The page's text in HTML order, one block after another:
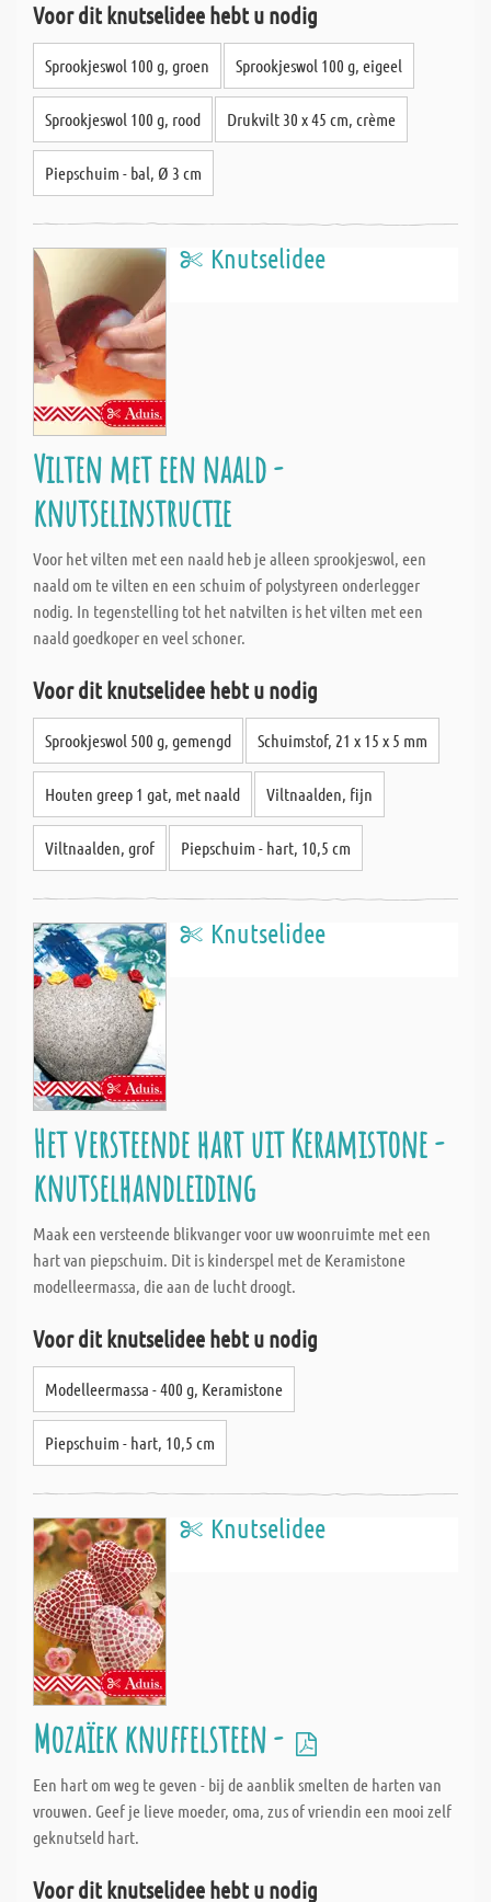
Voor dit knutselidee hebt u nodig
Sprookjeswol 100 g, groen Sprookjeswol 100 g, eigeel
Sprookjeswol 100 g, rood Drukvilt 30 x 45 cm, crème
Piepschuim - bal, Ø 3 cm
Knutselidee
Vilten met een naald -
knutselinstructie
Voor het vilten met een naald heb je alleen sprookjeswol, een
naald om te vilten en een schuim of polystyreen onderlegger
nodig. In tegenstelling tot het natvilten is het vilten met een
naald goedkoper en veel schoner.
Voor dit knutselidee hebt u nodig
Sprookjeswol 500 g, gemengd Schuimstof, 21 x 15 x 5 mm
Houten greep 1 gat, met naald Viltnaalden, fijn
Viltnaalden, grof Piepschuim - hart, 10,5 cm
Knutselidee
Het versteende hart uit Keramistone -
knutselhandleiding
Maak een versteende blikvanger voor uw woonruimte met een
hart van piepschuim. Dit is kinderspel met de Keramistone
modelleermassa, die aan de lucht droogt.
Voor dit knutselidee hebt u nodig
Modelleermassa - 400 g, Keramistone
Piepschuim - hart, 10,5 cm
Knutselidee
Mozaïek knuffelsteen -
Een hart om weg te geven - bij de aanblik smelten de harten van
vrouwen. Geef je lieve moeder, oma, zus of vriendin een mooi zelf
geknutseld hart.
Voor dit knutselidee hebt u nodig